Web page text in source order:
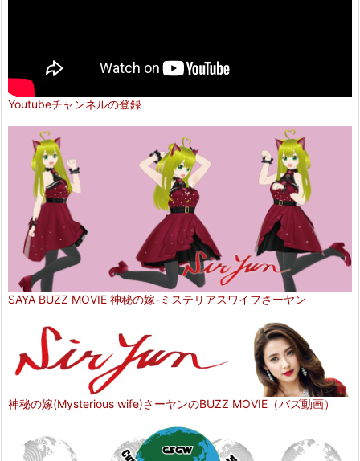
Youtubeチャンネルの登録
SAYA BUZZ MOVIE 神秘の嫁-ミステリアスワイフさーヤン
神秘の嫁(Mysterious wife)さーヤンのBUZZ MOVIE（バズ動画）